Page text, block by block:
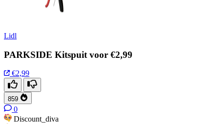
Lidl
PARKSIDE Kitspuit voor €2,99
€2,99
859
0
Discount_diva